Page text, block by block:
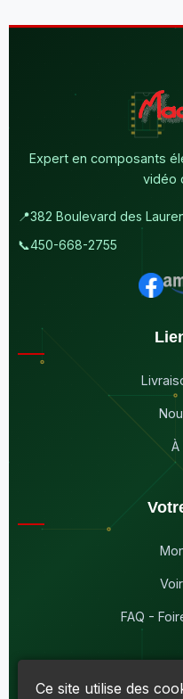
Expert en composants
vidéo
📍382 Boulevard des
📞450-668-2755
À
FAQ -
Ce site utilise des